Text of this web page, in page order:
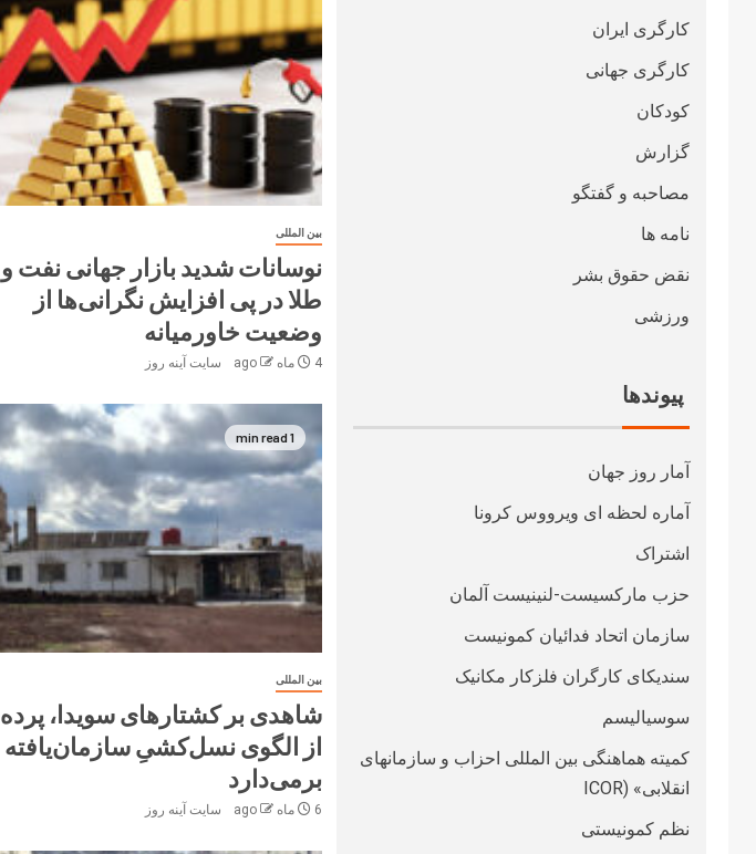
بین المللی
نوسانات شدید بازار جهانی نفت و
طلا در پی افزایش نگرانی‌ها از
وضعیت خاورمیانه
4 ماه ago سایت آینه‌ روز
1 min read
بین المللی
شاهدی بر کشتارهای سویدا، پرده
از الگوی نسل‌کشیِ سازمان‌یافته
برمی‌دارد
6 ماه ago سایت آینه‌ روز
کارگری ایران
کارگری جهانی
کودکان
گزارش
مصاحبه و گفتگو
نامه ها
نقض حقوق بشر
ورزشی
پیوندها
آمار روز جهان
آماره لحظه ای ویرووس کرونا
اشتراک
حزب مارکسیست-لنینیست آلمان
سازمان اتحاد فدائیان کمونیست
سندیکای کارگران فلزکار مکانیک
سوسیالیسم
کمیته هماهنگی بین المللی احزاب و سازمانهای
انقلابی» (ICOR
نظم کمونیستی